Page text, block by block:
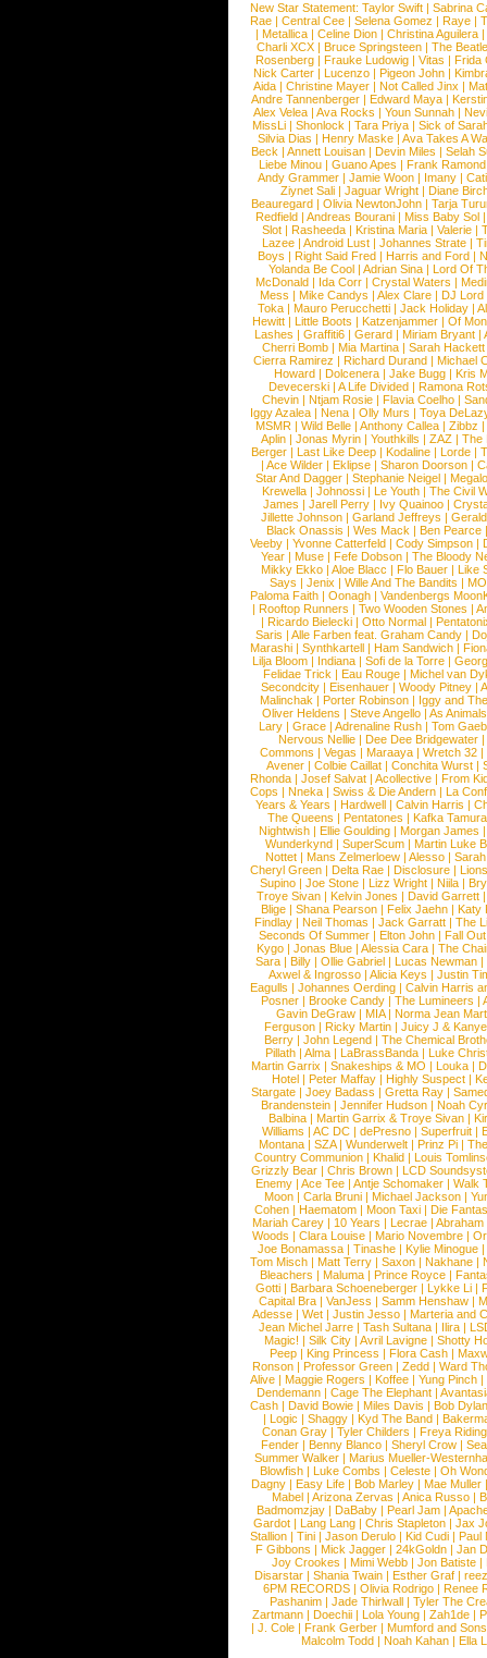
New Star Statement: Taylor Swift | Sabrina
Rae |Central Cee |Selena Gomez |Raye |
| Metallica | Celine Dion | Christina Aguilera |
Charli XCX |Bruce Springsteen |The
Rosenberg | Frauke Ludowig | Vitas | Frida
Nick Carter | Lucenzo | Pigeon John |
Aida |Christine Mayer |Not Called Jinx |
Andre Tannenberger | Edward Maya |
Alex Velea | Ava Rocks | Youn Sunnah |
MissLi | Shonlock | Tara Priya | Sick of
Silvia Dias |Henry Maske |Ava Takes A
Beck |Annett Louisan |Devin Miles |Selah
Liebe Minou |Guano Apes |Frank Ramond
Andy Grammer |Jamie Woon | Imany |
Ziynet Sali |Jaguar Wright |Diane
Beauregard |Olivia NewtonJohn |Tarja
Redfield | Andreas Bourani | Miss Baby Sol
Slot | Rasheeda | Kristina Maria | Valerie |
Lazee | Android Lust | Johannes Strate |
Boys | Right Said Fred | Harris and Ford |
Yolanda Be Cool |Adrian Sina |Lord Of
McDonald | Ida Corr |Crystal Waters |
Mess | Mike Candys | Alex Clare | DJ Lord
Toka | Mauro Perucchetti | Jack Holiday |
Hewitt |Little Boots |Katzenjammer |Of
Lashes |Graffiti6 |Gerard |Miriam Bryant |
Cherri Bomb | Mia Martina | Sarah Hackett
Cierra Ramirez | Richard Durand | Michael
Howard |Dolcenera |Jake Bugg |Kris
Devecerski |A Life Divided |Ramona
Chevin |Ntjam Rosie |Flavia Coelho |
Iggy Azalea | Nena | Olly Murs | Toya
MSMR |Wild Belle |Anthony Callea |Zibbz
Aplin | Jonas Myrin | Youthkills | ZAZ | The
Berger |Last Like Deep |Kodaline |Lorde |
|Ace Wilder |Eklipse |Sharon Doorson |
Star And Dagger | Stephanie Neigel |
Krewella | Johnossi | Le Youth | The Civil
James | Jarell Perry | Ivy Quainoo |
Jillette Johnson | Garland Jeffreys |
Black Onassis | Wes Mack | Ben Pearce
Veeby | Yvonne Catterfeld | Cody Simpson |
Year |Muse |Fefe Dobson |The Bloody
Mikky Ekko | Aloe Blacc | Flo Bauer | Like
Says | Jenix | Wille And The Bandits | MO
Paloma Faith |Oonagh |Vandenbergs
|Rooftop Runners |Two Wooden Stones |
| Ricardo Bielecki | Otto Normal |
Saris | Alle Farben feat. Graham Candy |
Marashi | Synthkartell | Ham Sandwich |
Lilja Bloom | Indiana | Sofi de la Torre |
Felidae Trick | Eau Rouge | Michel van
Secondcity |Eisenhauer |Woody Pitney |
Malinchak |Porter Robinson | Iggy and
Oliver Heldens |Steve Angello |As Animals
Lary | Grace | Adrenaline Rush | Tom
Nervous Nellie | Dee Dee Bridgewater |
Commons |Vegas |Maraaya |Wretch 32 |
Avener | Colbie Caillat | Conchita Wurst |
Rhonda | Josef Salvat | Acollective | From
Cops | Nneka | Swiss & Die Andern | La
Years & Years |Hardwell |Calvin Harris |
The Queens | Pentatones | Kafka Tamura
Nightwish |Ellie Goulding |Morgan James
Wunderkynd | SuperScum | Martin Luke
Nottet |Mans Zelmerloew |Alesso |
Cheryl Green |Delta Rae |Disclosure |
Supino |Joe Stone |Lizz Wright |Niila |
Troye Sivan | Kelvin Jones | David Garrett
Blige | Shana Pearson | Felix Jaehn | Katy
Findlay |Neil Thomas |Jack Garratt |The
Seconds Of Summer |Elton John |Fall
Kygo |Jonas Blue |Alessia Cara |The
Sara |Billy |Ollie Gabriel |Lucas Newman |
Axwel & Ingrosso | Alicia Keys | Justin
Eagulls |Johannes Oerding |Calvin Harris
Posner |Brooke Candy |The Lumineers |
Gavin DeGraw | MIA| Norma Jean
Ferguson | Ricky Martin | Juicy J &
Berry | John Legend | The Chemical
Pillath |Alma |LaBrassBanda |Luke
Martin Garrix | Snakeships & MO | Louka |
Hotel | Peter Maffay | Highly Suspect |
Stargate |Joey Badass |Gretta Ray |
Brandenstein |Jennifer Hudson |Noah
Balbina | Martin Garrix & Troye Sivan |
Williams |AC DC |dePresno |Superfruit |
Montana |SZA|Wunderwelt |Prinz Pi |
Country Communion | Khalid | Louis
Grizzly Bear | Chris Brown | LCD
Enemy | Ace Tee | Antje Schomaker | Walk
Moon |Carla Bruni |Michael Jackson |
Cohen |Haematom |Moon Taxi |Die
Mariah Carey | 10 Years | Lecrae | Abraham
Woods |Clara Louise |Mario Novembre |
Joe Bonamassa | Tinashe | Kylie Minogue |
Tom Misch |Matt Terry |Saxon |Nakhane |
Bleachers | Maluma | Prince Royce |
Gotti |Barbara Schoeneberger |Lykke Li |
Capital Bra |VanJess |Samm Henshaw |
Adesse |Wet |Justin Jesso |Marteria and
Jean Michel Jarre |Tash Sultana | Ilira |
Magic! | Silk City | Avril Lavigne | Shotty
Peep |King Princess |Flora Cash |
Ronson |Professor Green |Zedd |Ward
Alive |Maggie Rogers |Koffee |Yung Pinch |
Dendemann |Cage The Elephant |
Cash | David Bowie | Miles Davis | Bob Dylan
|Logic |Shaggy |Kyd The Band |
Conan Gray |Tyler Childers |Freya
Fender |Benny Blanco |Sheryl Crow |
Summer Walker |Marius Mueller-
Blowfish | Luke Combs | Celeste | Oh
Dagny |Easy Life |Bob Marley |Mae Muller
Mabel |Arizona Zervas |Anica Russo |
Badmomzjay |DaBaby |Pearl Jam |
Gardot | Lang Lang | Chris Stapleton | Jax
Stallion |Tini |Jason Derulo |Kid Cudi |Paul
F Gibbons | Mick Jagger | 24kGoldn | Jan
Joy Crookes | Mimi Webb | Jon Batiste |
Disarstar | Shania Twain | Esther Graf |
6PM RECORDS | Olivia Rodrigo | Renee
Pashanim |Jade Thirlwall |Tyler The
Zartmann | Doechii | Lola Young | Zah1de |
| J. Cole | Frank Gerber | Mumford and Sons
Malcolm Todd | Noah Kahan | Ella